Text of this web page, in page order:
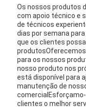
Casa
Produtos
Os nossos produtos
com apoio técnico e
de técnicos
dias por semana
que os clientes
para os nossos
nosso produto nos
está disponível para
manutenção de
clientes o melhor